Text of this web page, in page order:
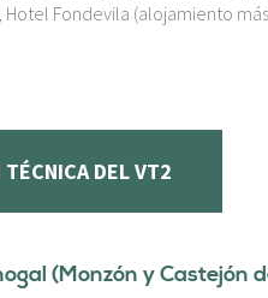
Fondevila (alojamiento
DEL VT2
(Monzón y Castejón